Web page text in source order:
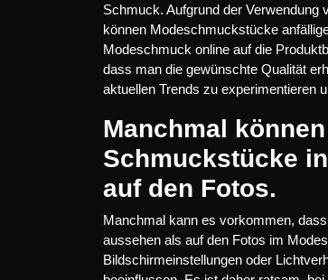
Schmuck. Aufgrund der Verwendung
können Modeschmuckstücke
Modeschmuck online auf die
dass man die gewünschte Qualität
aktuellen Trends zu experimentieren
Manchmal
Schmuckstücke
auf den Fotos.
Manchmal kann es vorkommen,
aussehen als auf den Fotos im
Bildschirmeinstellungen oder